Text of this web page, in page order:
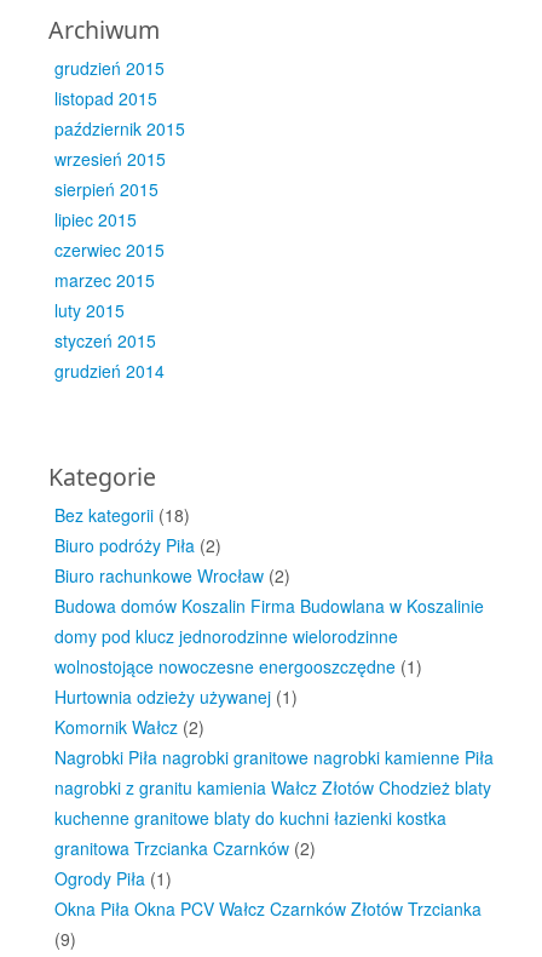
Archiwum
grudzień 2015
listopad 2015
październik 2015
wrzesień 2015
sierpień 2015
lipiec 2015
czerwiec 2015
marzec 2015
luty 2015
styczeń 2015
grudzień 2014
Kategorie
Bez kategorii (18)
Biuro podróży Piła (2)
Biuro rachunkowe Wrocław (2)
Budowa domów Koszalin Firma Budowlana w Koszalinie
domy pod klucz jednorodzinne wielorodzinne
wolnostojące nowoczesne energooszczędne (1)
Hurtownia odzieży używanej (1)
Komornik Wałcz (2)
Nagrobki Piła nagrobki granitowe nagrobki kamienne Piła
nagrobki z granitu kamienia Wałcz Złotów Chodzież blaty
kuchenne granitowe blaty do kuchni łazienki kostka
granitowa Trzcianka Czarnków (2)
Ogrody Piła (1)
Okna Piła Okna PCV Wałcz Czarnków Złotów Trzcianka
(9)